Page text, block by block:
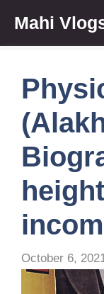
content
Mahi
October 6,